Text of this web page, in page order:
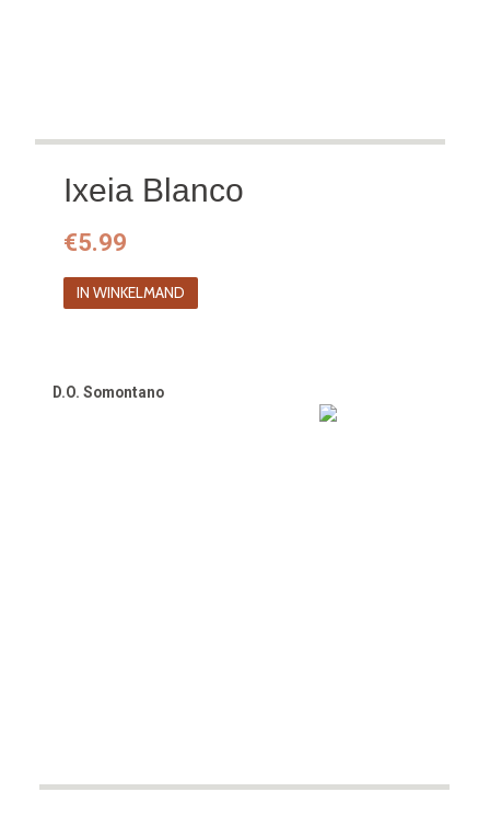
Ixeia Blanco
€5.99
IN WINKELMAND
D.O. Somontano